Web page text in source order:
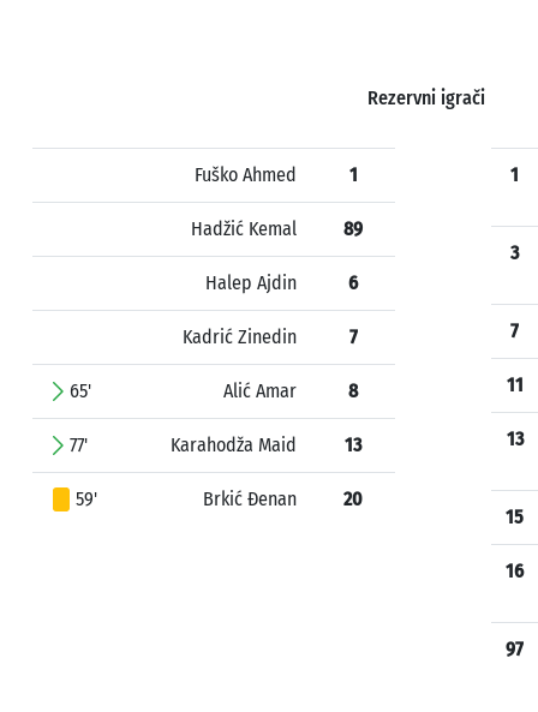
Rezervni igrači
Fuško Ahmed 1
Hadžić Kemal 89
Halep Ajdin 6
Kadrić Zinedin 7
65' Alić Amar 8
77' Karahodža Maid 13
59' Brkić Đenan 20
1
3
7
11
13
15
16
97